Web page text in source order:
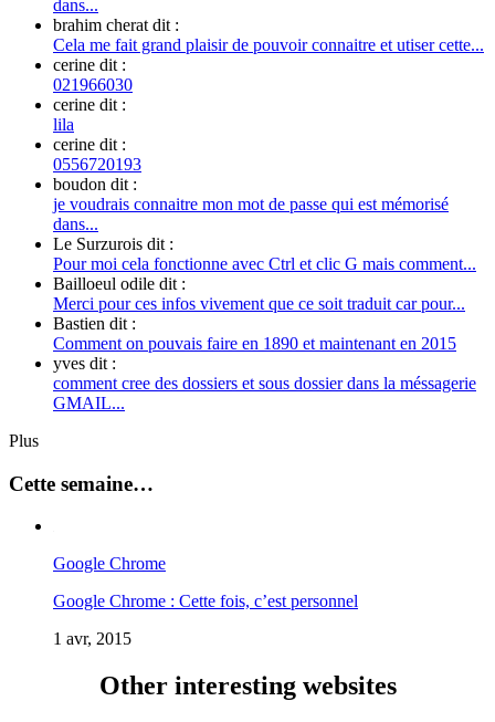
dans...
brahim cherat dit :
Cela me fait grand plaisir de pouvoir connaitre et utiser cette...
cerine dit :
021966030
cerine dit :
lila
cerine dit :
0556720193
boudon dit :
je voudrais connaitre mon mot de passe qui est mémorisé
dans...
Le Surzurois dit :
Pour moi cela fonctionne avec Ctrl et clic G mais comment...
Bailloeul odile dit :
Merci pour ces infos vivement que ce soit traduit car pour...
Bastien dit :
Comment on pouvais faire en 1890 et maintenant en 2015
yves dit :
comment cree des dossiers et sous dossier dans la méssagerie
GMAIL...
Plus
Cette semaine…
Google Chrome
Google Chrome : Cette fois, c’est personnel
1 avr, 2015
Other interesting websites